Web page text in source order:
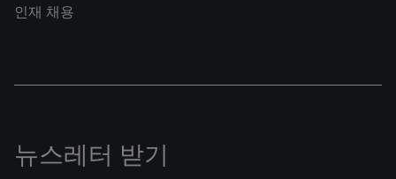
인재 채용
뉴스레터 받기